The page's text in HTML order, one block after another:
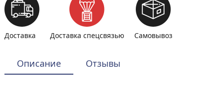
Доставка Доставка спецсвязью Самовывоз
Описание Отзывы